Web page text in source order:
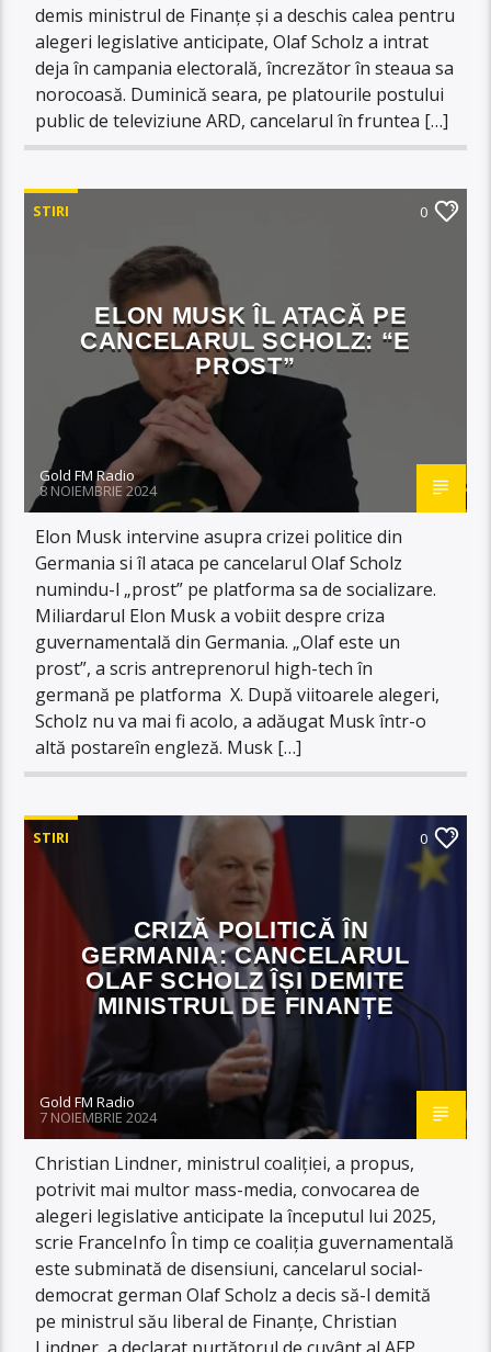
demis ministrul de Finanțe și a deschis calea pentru
alegeri legislative anticipate, Olaf Scholz a intrat
deja în campania electorală, încrezător în steaua sa
norocoasă. Duminică seara, pe platourile postului
public de televiziune ARD, cancelarul în fruntea […]
STIRI 0
ELON MUSK ÎL ATACĂ PE
CANCELARUL SCHOLZ: “E
PROST”
Gold FM Radio
8 NOIEMBRIE 2024
Elon Musk intervine asupra crizei politice din
Germania si îl ataca pe cancelarul Olaf Scholz
numindu-l „prost” pe platforma sa de socializare.
Miliardarul Elon Musk a vobiit despre criza
guvernamentală din Germania. „Olaf este un
prost”, a scris antreprenorul high-tech în
germană pe platforma X. După viitoarele alegeri,
Scholz nu va mai fi acolo, a adăugat Musk într-o
altă postareîn engleză. Musk […]
STIRI 0
CRIZĂ POLITICĂ ÎN
GERMANIA: CANCELARUL
OLAF SCHOLZ ÎȘI DEMITE
MINISTRUL DE FINANȚE
Gold FM Radio
7 NOIEMBRIE 2024
Christian Lindner, ministrul coaliției, a propus,
potrivit mai multor mass-media, convocarea de
alegeri legislative anticipate la începutul lui 2025,
scrie FranceInfo În timp ce coaliția guvernamentală
este subminată de disensiuni, cancelarul social-
democrat german Olaf Scholz a decis să-l demită
pe ministrul său liberal de Finanțe, Christian